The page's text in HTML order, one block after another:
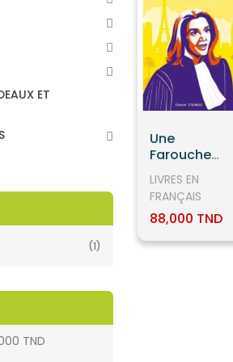
Une
Farouche
Gisèle
La Cause
Femmes
LIVRES EN
FRANÇAIS
88,000 TND
ET
(1)
TND